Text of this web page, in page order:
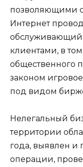
позволяющими
Интернет
обслуживающий
клиентами, в
общественного
законом
под видом
Нелегальный
территории
года, выявлен и
операции,